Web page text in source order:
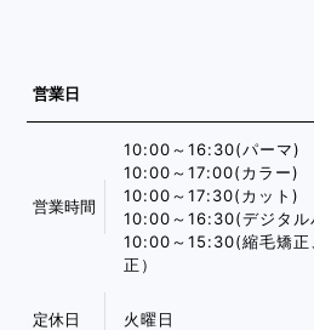
営業日
営業時間
10:00～16:30(パーマ)
10:00～17:00(カラー)
10:00～17:30(カット)
10:00～16:30(デジタル
10:00～15:30(縮毛矯正
正）
定休日 火曜日